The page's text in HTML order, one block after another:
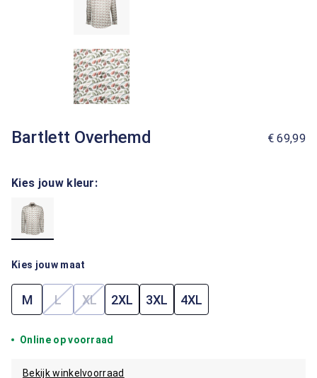
Bartlett Overhemd € 69,99
Kies jouw kleur:
Kies jouw maat
M L(Deze optie is momenteel niet beschikbaar.)
XL(Deze optie is momenteel niet beschikbaar.)
2XL 3XL 4XL
Online op voorraad
Bekijk winkelvoorraad